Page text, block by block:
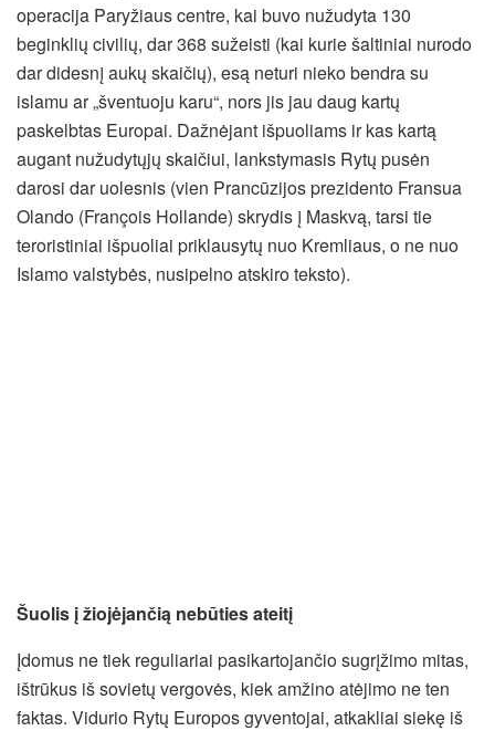
operacija Paryžiaus centre, kai buvo nužudyta 130
beginklių civilių, dar 368 sužeisti (kai kurie šaltiniai nurodo
dar didesnį aukų skaičių), esą neturi nieko bendra su
islamu ar „šventuoju karu“, nors jis jau daug kartų
paskelbtas Europai. Dažnėjant išpuoliams ir kas kartą
augant nužudytųjų skaičiui, lankstymasis Rytų pusėn
darosi dar uolesnis (vien Prancūzijos prezidento Fransua
Olando (François Hollande) skrydis į Maskvą, tarsi tie
teroristiniai išpuoliai priklausytų nuo Kremliaus, o ne nuo
Islamo valstybės, nusipelno atskiro teksto).
Šuolis į žiojėjančią nebūties ateitį
Įdomus ne tiek reguliariai pasikartojančio sugrįžimo mitas,
ištrūkus iš sovietų vergovės, kiek amžino atėjimo ne ten
faktas. Vidurio Rytų Europos gyventojai, atkakliai siekę iš